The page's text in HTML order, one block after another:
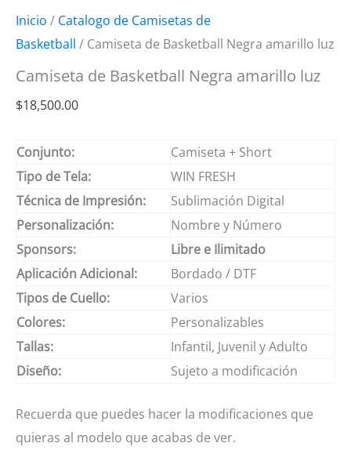
Inicio / Catalogo de Camisetas de
Basketball / Camiseta de Basketball Negra amarillo luz
Camiseta de Basketball Negra amarillo luz
$18,500.00
Conjunto:
Camiseta + Short
Tipo de Tela:
WIN FRESH
Técnica de Impresión:
Sublimación Digital
Personalización:
Nombre y Número
Sponsors:
Libre e Ilimitado
Aplicación Adicional:
Bordado / DTF
Tipos de Cuello:
Varios
Colores:
Personalizables
Tallas:
Infantil, Juvenil y Adulto
Diseño:
Sujeto a modificación
Recuerda que puedes hacer la modificaciones que
quieras al modelo que acabas de ver.